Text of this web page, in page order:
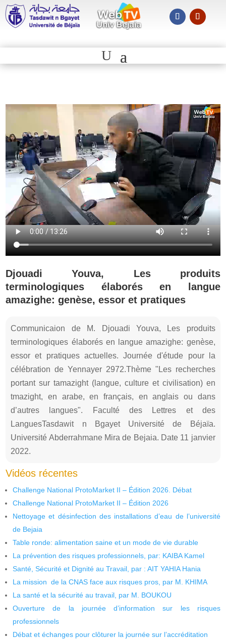
Djouadi Youva, Les produits
terminologiques élaborés en langue
amazighe: genèse, essor et pratiques
Communicaion de M. Djouadi Youva, Les produits
terminologiques élaborés en langue amazighe: genèse,
essor et pratiques actuelles. Journée d'étude pour la
célébration de Yennayer 2972.Thème "Les recherches
portant sur tamazight (langue, culture et civilisation) en
tmazight, en arabe, en français, en anglais ou dans
d’autres langues". Faculté des Lettres et des
LanguesTasdawit n Bgayet Université de Béjaïa.
Université Abderrahmane Mira de Bejaia. Date 11 janvier
2022.
Vidéos récentes
Challenge National ProtoMarket II – Édition 2026. Débat
Challenge National ProtoMarket II – Édition 2026
Nettoyage et désinfection des installations d’eau de l’université
de Bejaia
Table ronde: alimentation saine et un mode de vie durable
La prévention des risques professionnels, par: KAIBA Kamel
Santé, Sécurité et Dignité au Travail, par : AIT YAHIA Hania
La mission de la CNAS face aux risques pros, par M. KHIMA
La santé et la sécurité au travail, par M. BOUKOU
Ouverture de la journée d’information sur les risques
professionnels
Débat et échanges pour clôturer la journée sur l’accréditation